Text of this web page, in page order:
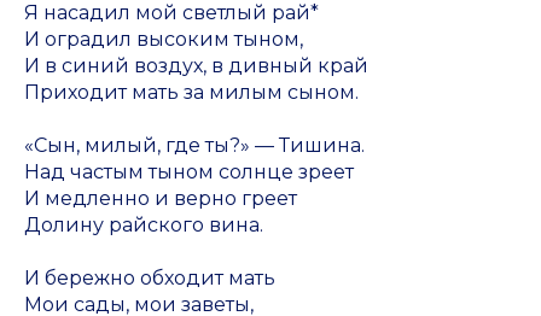
Я насадил мой светлый рай*
И оградил высоким тыном,
И в синий воздух, в дивный край
Приходит мать за милым сыном.
«Сын, милый, где ты?» — Тишина.
Над частым тыном солнце зреет
И медленно и верно греет
Долину райского вина.
И бережно обходит мать
Мои сады, мои заветы,